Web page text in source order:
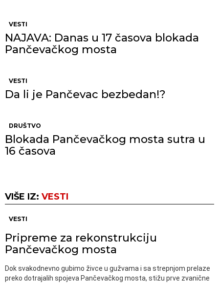
VESTI
NAJAVA: Danas u 17 časova blokada
Pančevačkog mosta
VESTI
Da li je Pančevac bezbedan!?
DRUŠTVO
Blokada Pančevačkog mosta sutra u
16 časova
VIŠE IZ: VESTI
VESTI
Pripreme za rekonstrukciju
Pančevačkog mosta
Dok svakodnevno gubimo živce u gužvama i sa strepnjom prelaze
preko dotrajalih spojeva Pančevačkog mosta, stižu prve zvanične